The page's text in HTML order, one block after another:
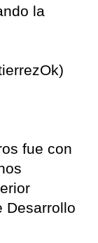
la
fue con
Desarrollo